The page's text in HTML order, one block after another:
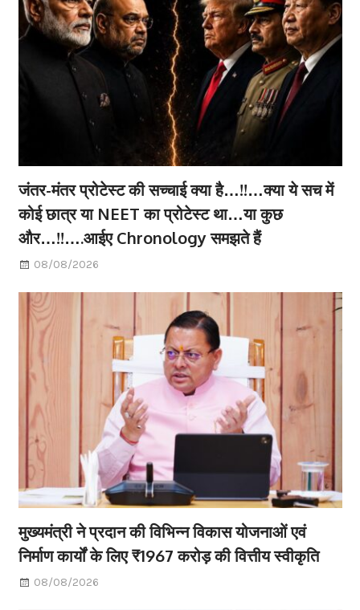
जंतर-मंतर प्रोटेस्ट की सच्चाई क्या है…!!…क्या ये सच में
कोई छात्र या NEET का प्रोटेस्ट था…या कुछ
और…!!….आईए Chronology समझते हैं
08/08/2026
मुख्यमंत्री ने प्रदान की विभिन्न विकास योजनाओं एवं
निर्माण कार्यों के लिए ₹1967 करोड़ की वित्तीय स्वीकृति
08/08/2026